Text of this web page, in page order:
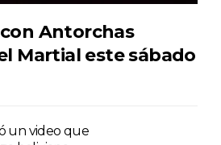
Antorchas
Martial este sábado
un video que